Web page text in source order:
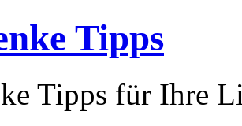
Tipps
Tipps für Ihre